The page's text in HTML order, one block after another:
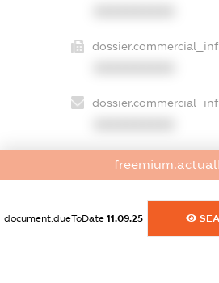
XXXXXXXXXX
XXXXXXXXXX
document.dueToDate 11.09.25